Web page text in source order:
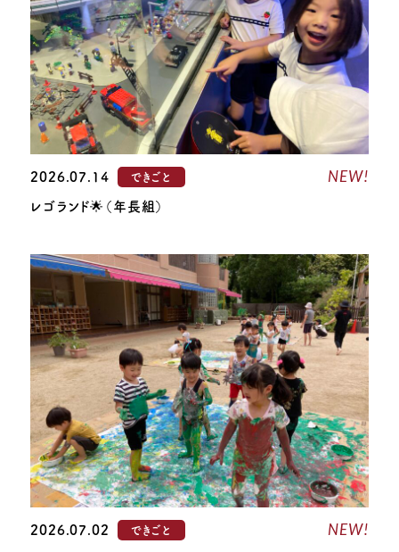
2026.07.14 できごと NEW!
レゴランド🌟（年長組）
2026.07.02 できごと NEW!